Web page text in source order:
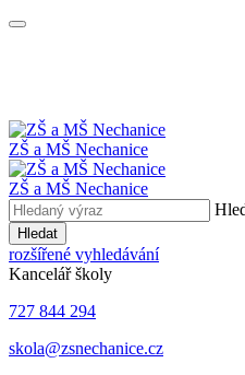
ZŠ a MŠ Nechanice
ZŠ a MŠ Nechanice
Hledat
rozšířené vyhledávání
Kancelář školy
727 844 294
skola@zsnechanice.cz